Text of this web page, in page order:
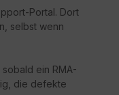
Portal. Dort
selbst wenn
ein RMA-
die defekte